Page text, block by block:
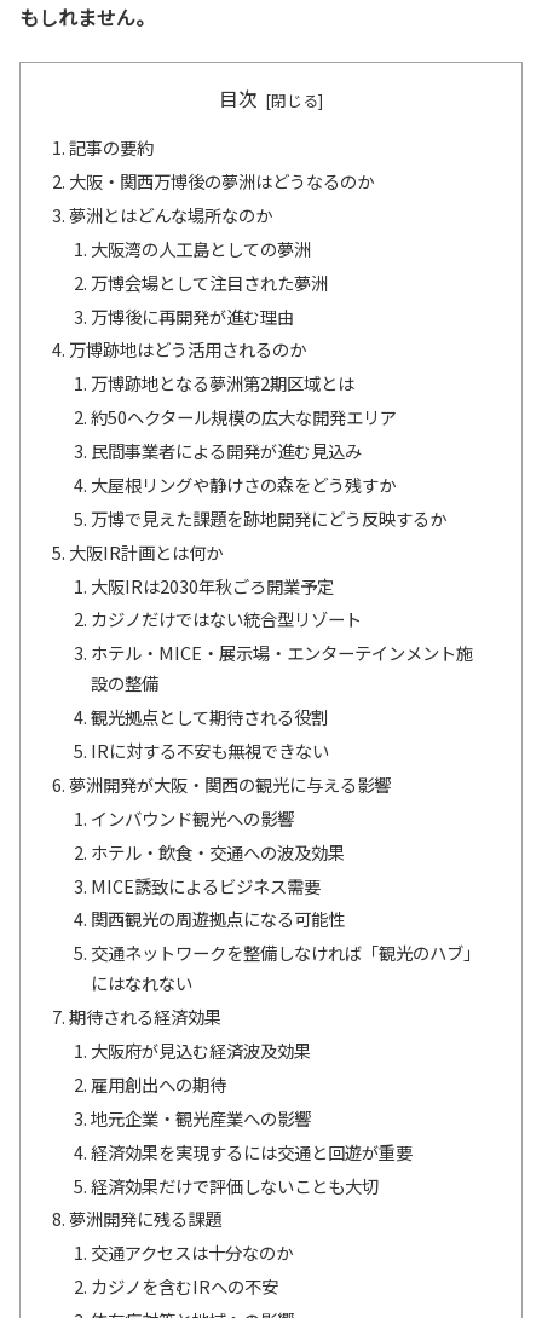
もしれません。
目次
記事の要約
大阪・関西万博後の夢洲はどうなるのか
夢洲とはどんな場所なのか
大阪湾の人工島としての夢洲
万博会場として注目された夢洲
万博後に再開発が進む理由
万博跡地はどう活用されるのか
万博跡地となる夢洲第2期区域とは
約50ヘクタール規模の広大な開発エリア
民間事業者による開発が進む見込み
大屋根リングや静けさの森をどう残すか
万博で見えた課題を跡地開発にどう反映するか
大阪IR計画とは何か
大阪IRは2030年秋ごろ開業予定
カジノだけではない統合型リゾート
ホテル・MICE・展示場・エンターテインメント施
設の整備
観光拠点として期待される役割
IRに対する不安も無視できない
夢洲開発が大阪・関西の観光に与える影響
インバウンド観光への影響
ホテル・飲食・交通への波及効果
MICE誘致によるビジネス需要
関西観光の周遊拠点になる可能性
交通ネットワークを整備しなければ「観光のハブ」
にはなれない
期待される経済効果
大阪府が見込む経済波及効果
雇用創出への期待
地元企業・観光産業への影響
経済効果を実現するには交通と回遊が重要
経済効果だけで評価しないことも大切
夢洲開発に残る課題
交通アクセスは十分なのか
カジノを含むIRへの不安